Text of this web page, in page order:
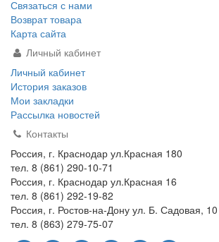
Связаться с нами
Возврат товара
Карта сайта
Личный кабинет
Личный кабинет
История заказов
Мои закладки
Рассылка новостей
Контакты
Россия, г. Краснодар ул.Красная 180
тел. 8 (861) 290-10-71
Россия, г. Краснодар ул.Красная 16
тел. 8 (861) 292-19-82
Россия, г. Ростов-на-Дону ул. Б. Садовая, 10
тел. 8 (863) 279-75-07